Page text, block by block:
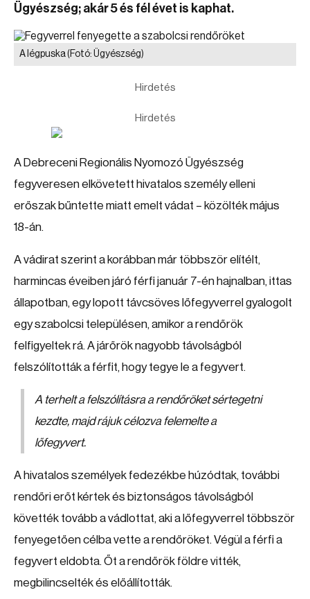
Ügyészség; akár 5 és fél évet is kaphat.
A légpuska(Fotó: Ügyészség)
Hirdetés
Hirdetés
A Debreceni Regionális Nyomozó Ügyészség
fegyveresen elkövetett hivatalos személy elleni
erőszak bűntette miatt emelt vádat – közölték május
18-án.
A vádirat szerint a korábban már többször elítélt,
harmincas éveiben járó férfi január 7-én hajnalban, ittas
állapotban, egy lopott távcsöves lőfegyverrel gyalogolt
egy szabolcsi településen, amikor a rendőrök
felfigyeltek rá. A járőrök nagyobb távolságból
felszólították a férfit, hogy tegye le a fegyvert.
A terhelt a felszólításra a rendőröket sértegetni
kezdte, majd rájuk célozva felemelte a
lőfegyvert.
A hivatalos személyek fedezékbe húzódtak, további
rendőri erőt kértek és biztonságos távolságból
követték tovább a vádlottat, aki a lőfegyverrel többször
fenyegetően célba vette a rendőröket. Végül a férfi a
fegyvert eldobta. Őt a rendőrök földre vitték,
megbilincselték és előállították.